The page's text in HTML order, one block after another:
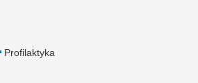
Profilaktyka